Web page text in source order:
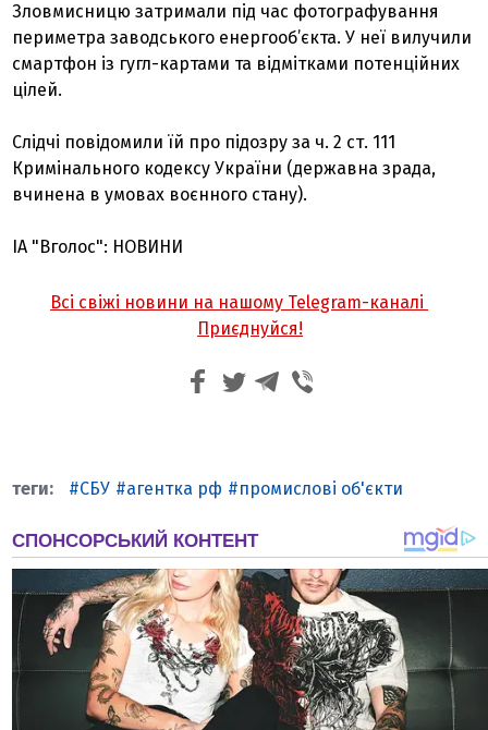
Зловмисницю затримали під час фотографування
периметра заводського енергооб’єкта. У неї вилучили
смартфон із гугл-картами та відмітками потенційних
цілей.
Слідчі повідомили їй про підозру за ч. 2 ст. 111
Кримінального кодексу України (державна зрада,
вчинена в умовах воєнного стану).
ІА "Вголос": НОВИНИ
Всі свіжі новини на нашому Telegram-каналі
Приєднуйся!
СБУ агентка рф промислові об'єкти